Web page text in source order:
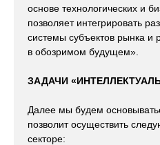
основе технологических и
позволяет интегрировать
системы субъектов рынка и
в обозримом будущем».
ЗАДАЧИ
Далее мы будем
позволит осуществить
секторе: